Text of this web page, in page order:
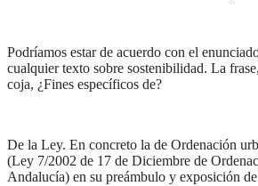
Podríamos estar de acuerdo con el
cualquier texto sobre sostenibilidad. La
coja, ¿Fines específicos de?
De la Ley. En concreto la de Ordenación
(Ley 7/2002 de 17 de Diciembre de
Andalucía) en su preámbulo y exposición